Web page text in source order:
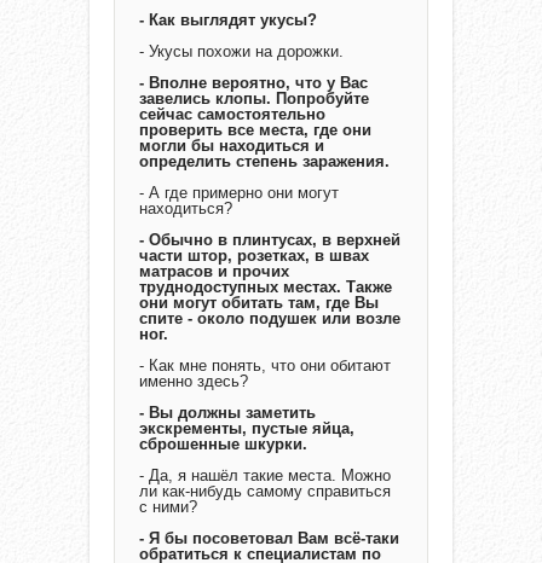
- Как выглядят укусы?
- Укусы похожи на дорожки.
- Вполне вероятно, что у Вас
завелись клопы. Попробуйте
сейчас самостоятельно
проверить все места, где они
могли бы находиться и
определить степень заражения.
- А где примерно они могут
находиться?
- Обычно в плинтусах, в верхней
части штор, розетках, в швах
матрасов и прочих
труднодоступных местах. Также
они могут обитать там, где Вы
спите - около подушек или возле
ног.
- Как мне понять, что они обитают
именно здесь?
- Вы должны заметить
экскременты, пустые яйца,
сброшенные шкурки.
- Да, я нашёл такие места. Можно
ли как-нибудь самому справиться
с ними?
- Я бы посоветовал Вам всё-таки
обратиться к специалистам по